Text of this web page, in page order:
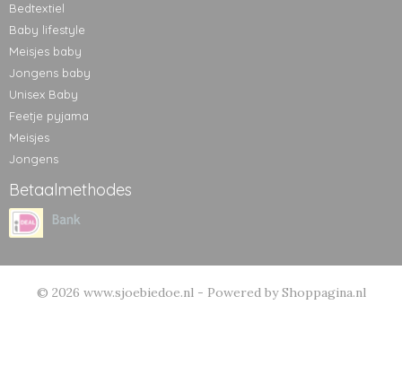
Bedtextiel
Baby lifestyle
Meisjes baby
Jongens baby
Unisex Baby
Feetje pyjama
Meisjes
Jongens
Betaalmethodes
© 2026 www.sjoebiedoe.nl - Powered by Shoppagina.nl